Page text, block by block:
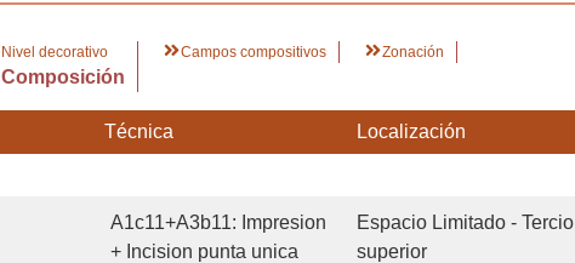
Nivel decorativo
Composición
Campos compositivos Zonación
Técnica Localización
A1c11+A3b11: Impresion
+ Incision punta unica
Espacio Limitado - Tercio
superior